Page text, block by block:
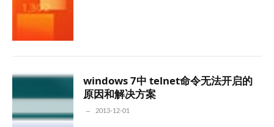
windows 7中 telnet命令无法开启的
原因和解决方案
2013-12-01